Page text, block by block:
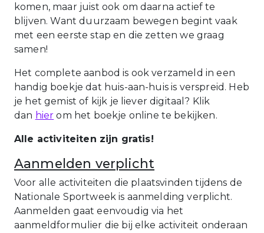
komen, maar juist ook om daarna actief te
blijven. Want duurzaam bewegen begint vaak
met een eerste stap en die zetten we graag
samen!
Het complete aanbod is ook verzameld in een
handig boekje dat huis-aan-huis is verspreid. Heb
je het gemist of kijk je liever digitaal? Klik
dan hier om het boekje online te bekijken.
Alle activiteiten zijn gratis!
Aanmelden verplicht
Voor alle activiteiten die plaatsvinden tijdens de
Nationale Sportweek is aanmelding verplicht.
Aanmelden gaat eenvoudig via het
aanmeldformulier die bij elke activiteit onderaan